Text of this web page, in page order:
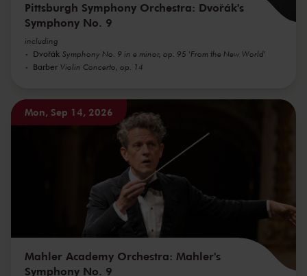
Pittsburgh Symphony Orchestra: Dvořák's
Symphony No. 9
including
Dvořák Symphony No. 9 in e minor, op. 95 'From the New World'
Barber Violin Concerto, op. 14
Mon, Sep 14, 2026
Mahler Academy Orchestra: Mahler's
Symphony No. 9